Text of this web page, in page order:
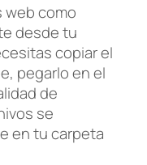
web como
desde tu
copiar el
pegarlo en el
de
se
en tu carpeta